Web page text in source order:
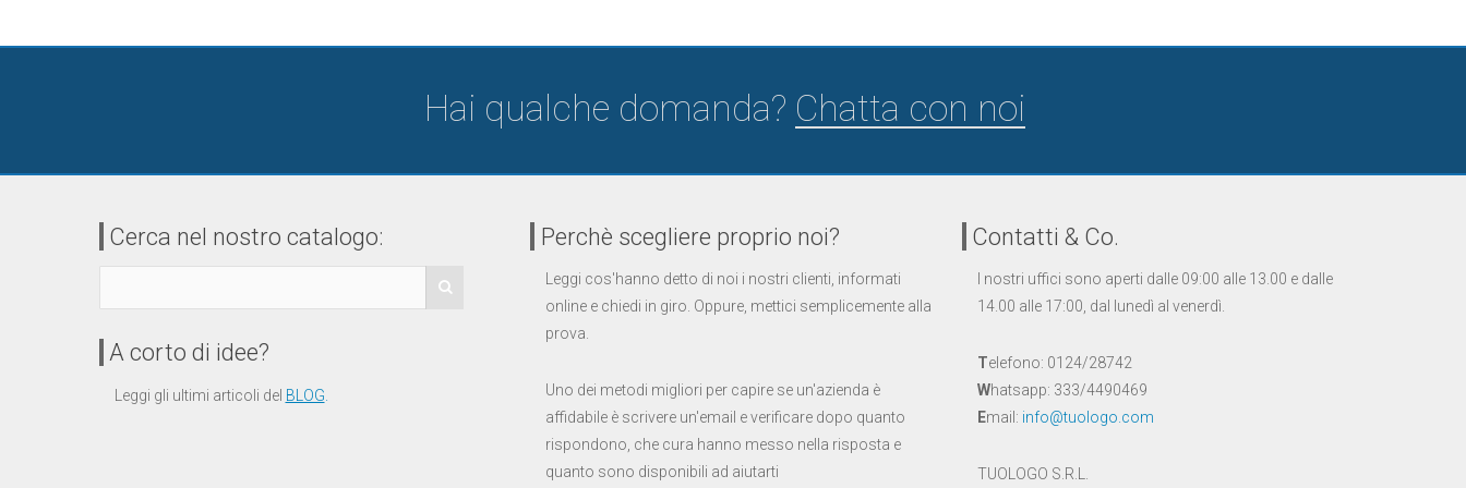
Hai qualche domanda? Chatta con noi
Cerca nel nostro catalogo:
A corto di idee?
Leggi gli ultimi articoli del BLOG
Perchè scegliere proprio noi?
Leggi cos'hanno detto di noi i nostri clienti, informati
online e chiedi in giro. Oppure, mettici semplicemente alla
prova.
Uno dei metodi migliori per capire se un'azienda è
affidabile è scrivere un'email e verificare dopo quanto
rispondono, che cura hanno messo nella risposta e
quanto sono disponibili ad aiutarti
Contatti & Co.
I nostri uffici sono aperti dalle 09:00 alle 13.00 e dalle
14.00 alle 17:00, dal lunedì al venerdì.
Telefono: 0124/28742
Whatsapp: 333/4490469
Email: info@tuologo.com
TUOLOGO S.R.L.